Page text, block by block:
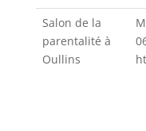
Salon de la
parentalité à
Oullins